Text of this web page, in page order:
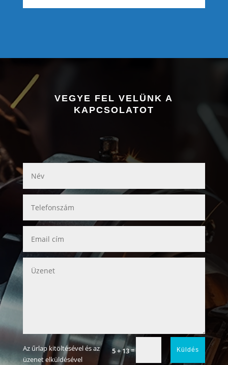
VEGYE FEL VELÜNK A
KAPCSOLATOT
5 + 13= Küldés
Az űrlap kitöltésével és az
üzenet elküldésével